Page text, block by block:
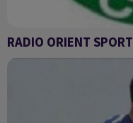
RADIO ORIENT SPORT
RADIO ORIENT SPORT